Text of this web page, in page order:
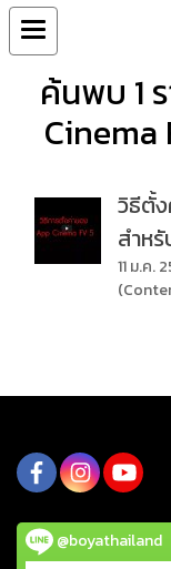
ค้นพบ 1
Cinema
วิธีตั้
สำห
11 ม.ค.
@boyathailand